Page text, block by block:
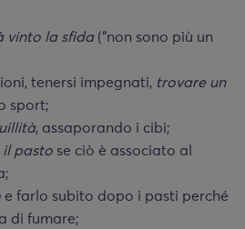
vinto la sfida(“non sono più un
tenersi impegnati, trovare un
sport;
, assaporando i cibi;
il pasto se ciò è associato al
e farlo subito dopo i pasti perché
di fumare;